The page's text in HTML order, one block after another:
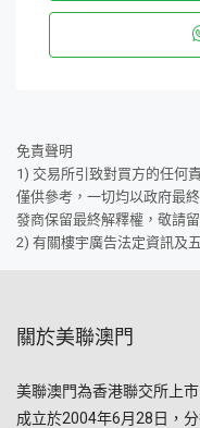
免責聲明
1) 交易所引致對買方的任何
僅供參考，一切均以政府最
發商保留最終解釋權，敬請
2) 有關樓宇廣告法定資訊及
關於美聯澳門
美聯澳門為香港聯交所上
成立於2004年6月28日，